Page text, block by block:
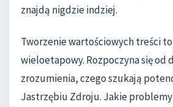
znajdą nigdzie indziej.
Tworzenie wartościowych treści
wieloetapowy. Rozpoczyna się od
zrozumienia, czego szukają
Jastrzębiu Zdroju. Jakie